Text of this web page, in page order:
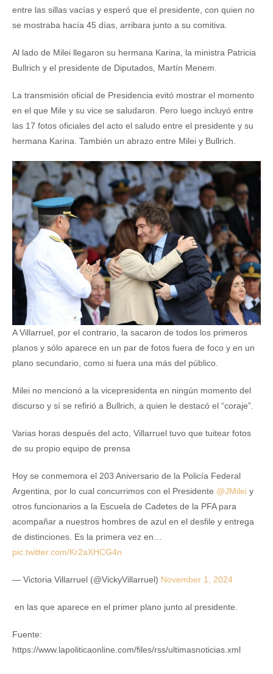
entre las sillas vacías y esperó que el presidente, con quien no
se mostraba hacía 45 días, arribara junto a su comitiva.
Al lado de Milei llegaron su hermana Karina, la ministra Patricia
Bullrich y el presidente de Diputados, Martín Menem.
La transmisión oficial de Presidencia evitó mostrar el momento
en el que Mile y su vice se saludaron. Pero luego incluyó entre
las 17 fotos oficiales del acto el saludo entre el presidente y su
hermana Karina. También un abrazo entre Milei y Bullrich.
A Villarruel, por el contrario, la sacaron de todos los primeros
planos y sólo aparece en un par de fotos fuera de foco y en un
plano secundario, como si fuera una más del público.
Milei no mencionó a la vicepresidenta en ningún momento del
discurso y sí se refirió a Bullrich, a quien le destacó el “coraje”.
Varias horas después del acto, Villarruel tuvo que tuitear fotos
de su propio equipo de prensa
Hoy se conmemora el 203 Aniversario de la Policía Federal
Argentina, por lo cual concurrimos con el Presidente @JMilei y
otros funcionarios a la Escuela de Cadetes de la PFA para
acompañar a nuestros hombres de azul en el desfile y entrega
de distinciones. Es la primera vez en…
pic.twitter.com/Kr2aXHCG4n
— Victoria Villarruel (@VickyVillarruel) November 1, 2024
en las que aparece en el primer plano junto al presidente.
Fuente:
https://www.lapoliticaonline.com/files/rss/ultimasnoticias.xml